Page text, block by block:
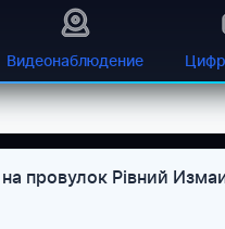
Видеонаблюдение
провулок Рівний